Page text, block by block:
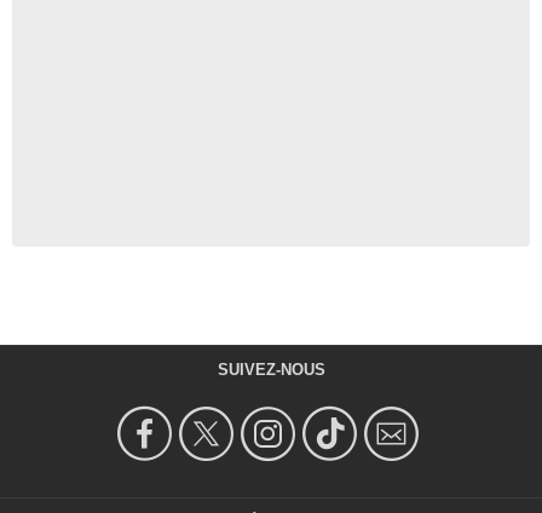
SUIVEZ-NOUS